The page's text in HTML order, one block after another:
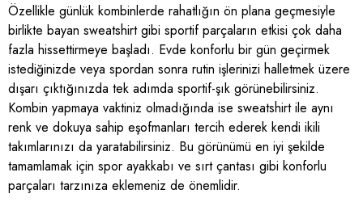
Özellikle günlük kombinlerde rahatlığın ön plana geçmesiyle
birlikte bayan sweatshirt gibi sportif parçaların etkisi çok daha
fazla hissettirmeye başladı. Evde konforlu bir gün geçirmek
istediğinizde veya spordan sonra rutin işlerinizi halletmek üzere
dışarı çıktığınızda tek adımda sportif-şık görünebilirsiniz.
Kombin yapmaya vaktiniz olmadığında ise sweatshirt ile aynı
renk ve dokuya sahip eşofmanları tercih ederek kendi ikili
takımlarınızı da yaratabilirsiniz. Bu görünümü en iyi şekilde
tamamlamak için spor ayakkabı ve sırt çantası gibi konforlu
parçaları tarzınıza eklemeniz de önemlidir.